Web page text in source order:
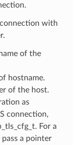
with
of the
hostname.
of the host.
as
connection,
For a
a pointer